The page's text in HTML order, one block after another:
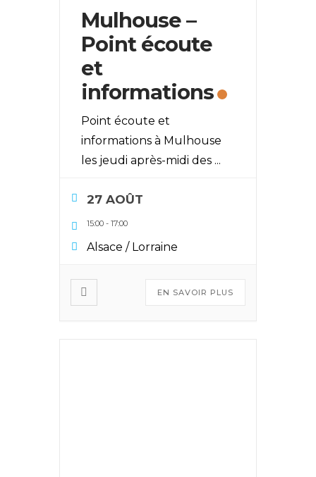
Mulhouse –
Point écoute
et
informations
Point écoute et
informations à Mulhouse
les jeudi après-midi des ...
27 AOÛT
15:00 - 17:00
Alsace / Lorraine
EN SAVOIR PLUS